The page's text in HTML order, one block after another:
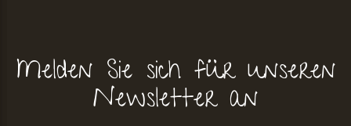
Melden Sie sich für unseren
Newsletter an